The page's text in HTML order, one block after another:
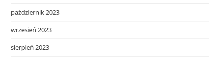
październik 2023
wrzesień 2023
sierpień 2023